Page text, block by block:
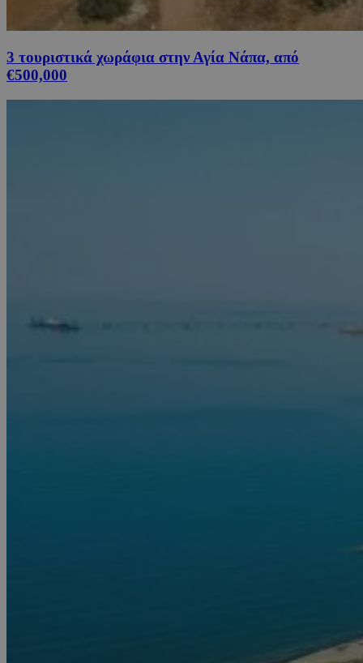
3 τουριστικά χωράφια στην Αγία Νάπα, από
€500,000